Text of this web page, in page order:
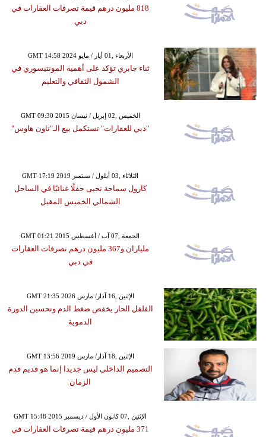
818 مليون درهم قيمة تصرفات العقارات في
دبي
GMT 14:58 2024 الأربعاء ,01 أيار / مايو
ثناء جابري تؤكد على أهمية المونتيسوري في
الشمول الثقافي والتعليم
GMT 09:30 2015 الخميس ,02 إبريل / نيسان
"دبي للعقارات" تستكمل بيع الـ"تاون هاوس"
GMT 17:19 2019 الثلاثاء ,03 أيلول / سبتمبر
كارول سماحة تحيى حفلًا غنائيًا في الساحل
الشمالي الخميس المقبل
GMT 01:21 2015 الجمعة ,07 آب / أغسطس
ملياران و367 مليون درهم تصرفات العقارات
في دبي
GMT 21:35 2026 الإثنين ,16 آذار/ مارس
الفلفل الحار يخفض ضغط الدم وتحسين الدورة
الدموية
GMT 13:56 2019 الإثنين ,18 آذار/ مارس
التصميم الداخلي ليس جديدا إنما هو قديم قدم
الزمان
GMT 15:48 2015 الإثنين ,07 كانون الأول / ديسمبر
371 مليون درهم قيمة تصرفات العقارات في